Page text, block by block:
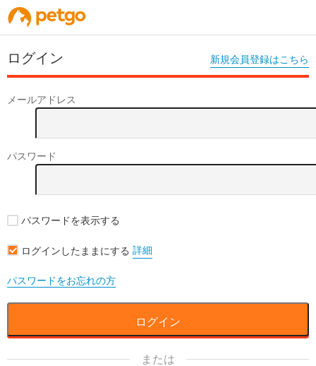
ログイン 新規会員登録はこちら
メールアドレス
パスワード
パスワードを表示する
ログインしたままにする 詳細
パスワードをお忘れの方
ログイン
または